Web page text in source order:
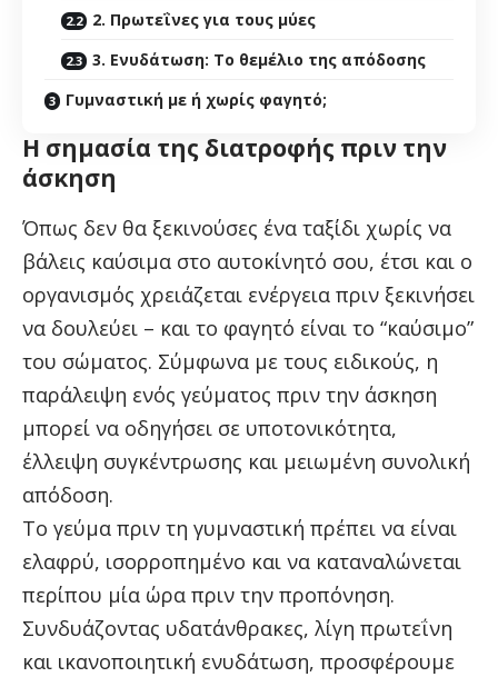
2. Πρωτεΐνες για τους μύες
3. Ενυδάτωση: Το θεμέλιο της απόδοσης
Γυμναστική με ή χωρίς φαγητό;
Η σημασία της διατροφής πριν την
άσκηση
Όπως δεν θα ξεκινούσες ένα ταξίδι χωρίς να
βάλεις καύσιμα στο αυτοκίνητό σου, έτσι και ο
οργανισμός χρειάζεται ενέργεια πριν ξεκινήσει
να δουλεύει – και το φαγητό είναι το “καύσιμο”
του σώματος. Σύμφωνα με τους ειδικούς, η
παράλειψη ενός γεύματος πριν την άσκηση
μπορεί να οδηγήσει σε υποτονικότητα,
έλλειψη συγκέντρωσης και μειωμένη συνολική
απόδοση.
Το γεύμα πριν τη γυμναστική πρέπει να είναι
ελαφρύ, ισορροπημένο και να καταναλώνεται
περίπου μία ώρα πριν την προπόνηση.
Συνδυάζοντας υδατάνθρακες, λίγη πρωτεΐνη
και ικανοποιητική ενυδάτωση, προσφέρουμε